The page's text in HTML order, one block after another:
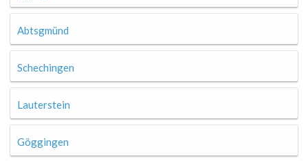
Abtsgmünd
Schechingen
Lauterstein
Göggingen